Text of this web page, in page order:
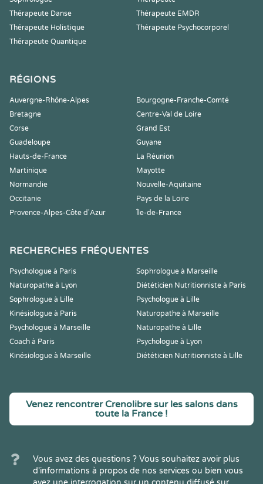
Thérapeute Danse
Thérapeute EMDR
Thérapeute Holistique
Thérapeute Psychocorporel
Thérapeute Quantique
RÉGIONS
Auvergne-Rhône-Alpes
Bourgogne-Franche-Comté
Bretagne
Centre-Val de Loire
Corse
Grand Est
Guadeloupe
Guyane
Hauts-de-France
La Réunion
Martinique
Mayotte
Normandie
Nouvelle-Aquitaine
Occitanie
Pays de la Loire
Provence-Alpes-Côte d'Azur
Île-de-France
RECHERCHES FRÉQUENTES
Psychologue à Paris
Sophrologue à Marseille
Naturopathe à Lyon
Diététicien Nutritionniste à Paris
Sophrologue à Lille
Psychologue à Lille
Kinésiologue à Paris
Naturopathe à Marseille
Psychologue à Marseille
Naturopathe à Lille
Coach à Paris
Psychologue à Lyon
Kinésiologue à Marseille
Diététicien Nutritionniste à Lille
Venez rencontrer Crenolibre sur les salons dans
toute la France !
Vous avez des questions ? Vous souhaitez avoir plus
d'informations à propos de nos services ou bien vous